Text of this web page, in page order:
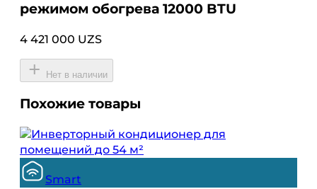
режимом обогрева 12000 BTU
4 421 000 UZS
Нет в наличии
Похожие товары
Smart